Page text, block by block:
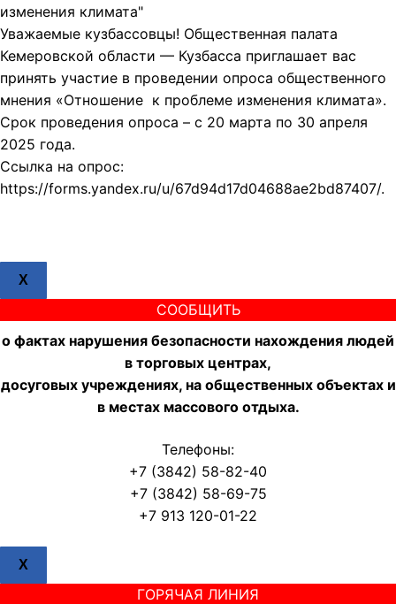
изменения климата"
Уважаемые кузбассовцы! Общественная палата
Кемеровской области — Кузбасса приглашает вас
принять участие в проведении опроса общественного
мнения «Отношение к проблеме изменения климата».
Срок проведения опроса – с 20 марта по 30 апреля
2025 года.
Ссылка на опрос:
https://forms.yandex.ru/u/67d94d17d04688ae2bd87407/.
X
СООБЩИТЬ
о фактах нарушения безопасности нахождения людей
в торговых центрах,
досуговых учреждениях, на общественных объектах и
в местах массового отдыха.
Телефоны:
+7 (3842) 58-82-40
+7 (3842) 58-69-75
+7 913 120-01-22
X
ГОРЯЧАЯ ЛИНИЯ